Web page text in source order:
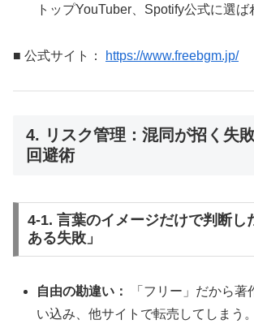
トップYouTuber、Spotify公式に選ば
■ 公式サイト： https://www.freebgm.jp/
4. リスク管理：混同が招く失
回避術
4-1. 言葉のイメージだけで判断し
ある失敗」
自由の勘違い：
「フリー」だから著
い込み、他サイトで転売してしまう。